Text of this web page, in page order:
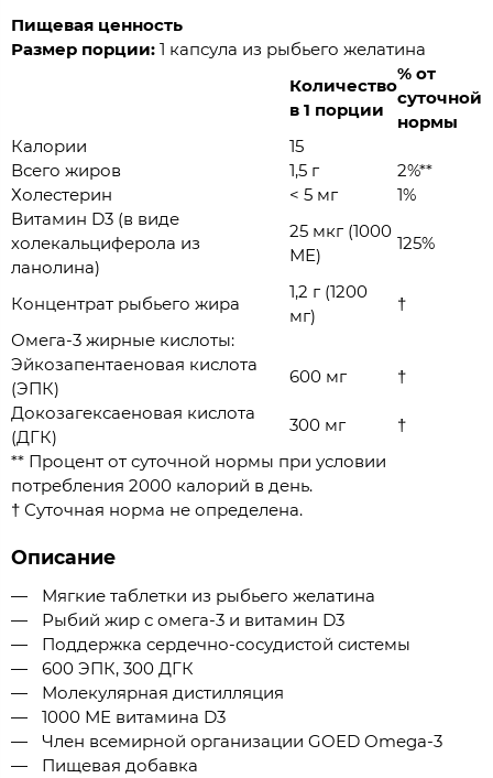
Пищевая ценность
Размер порции: 1 капсула из рыбьего желатина
Количество
в 1 порции
% от
суточной
нормы
Калории
15
Всего жиров
1,5 г
2%**
Холестерин
< 5 мг
1%
Витамин D3 (в виде
холекальциферола из
ланолина)
25 мкг (1000
МЕ)
125%
Концентрат рыбьего жира
1,2 г (1200
мг)
†
Омега-3 жирные кислоты:
Эйкозапентаеновая кислота
(ЭПК)
600 мг
†
Докозагексаеновая кислота
(ДГК)
300 мг
†
** Процент от суточной нормы при условии
потребления 2000 калорий в день.
† Суточная норма не определена.
Описание
Мягкие таблетки из рыбьего желатина
Рыбий жир с омега-3 и витамин D3
Поддержка сердечно-сосудистой системы
600 ЭПК, 300 ДГК
Молекулярная дистилляция
1000 МЕ витамина D3
Член всемирной организации GOED Omega-3
Пищевая добавка